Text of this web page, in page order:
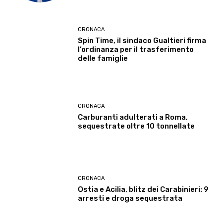
CRONACA
Spin Time, il sindaco Gualtieri firma
l’ordinanza per il trasferimento
delle famiglie
CRONACA
Carburanti adulterati a Roma,
sequestrate oltre 10 tonnellate
CRONACA
Ostia e Acilia, blitz dei Carabinieri: 9
arresti e droga sequestrata